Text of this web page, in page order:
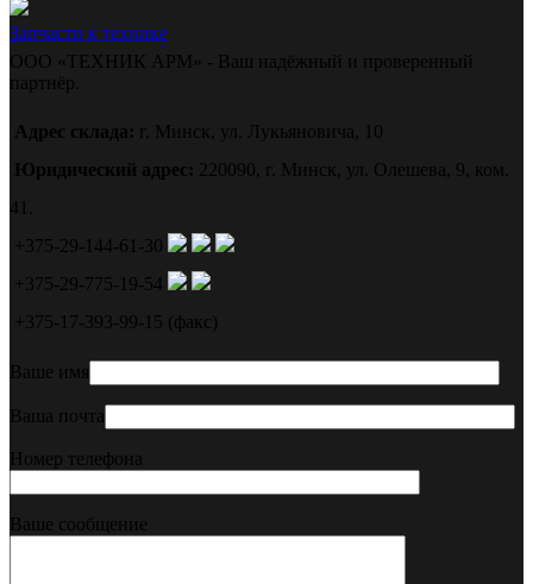
Запчасти к технике
ООО «ТЕХНИК АРМ» - Ваш надёжный и проверенный
партнёр.
Адрес склада:
г. Минск, ул. Лукьяновича, 10
Юридический адрес:
220090, г. Минск, ул. Олешева, 9, ком.
41.
+375-29-144-61-30
+375-29-775-19-54
+375-17-393-99-15 (факс)
Ваше имя
Ваша почта
Номер телефона
Ваше сообщение